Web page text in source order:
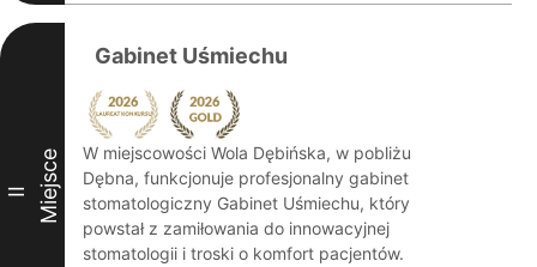
II Miejsce
Gabinet Uśmiechu
W miejscowości Wola Dębińska, w pobliżu
Dębna, funkcjonuje profesjonalny gabinet
stomatologiczny Gabinet Uśmiechu, który
powstał z zamiłowania do innowacyjnej
stomatologii i troski o komfort pacjentów.